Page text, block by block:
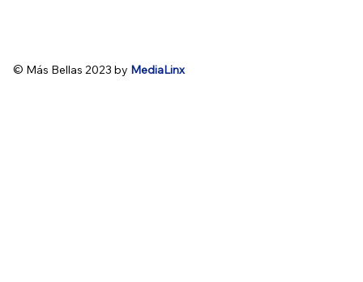
© Más Bellas 2023 by MediaLinx